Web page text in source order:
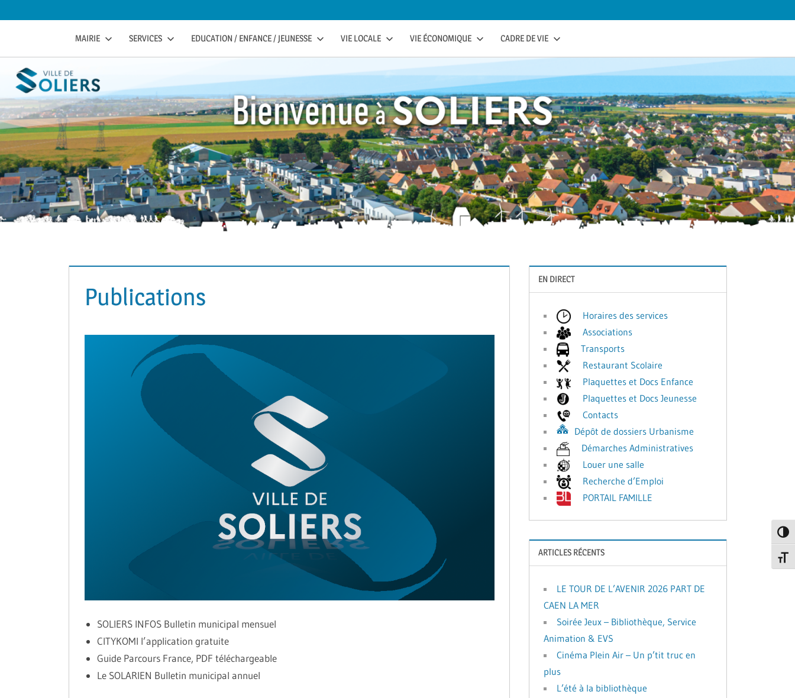
SOLIERS.FR
soliers
MAIRIE SERVICES EDUCATION / ENFANCE / JEUNESSE VIE LOCALE VIE ÉCONOMIQUE CADRE DE VIE
Publications
SOLIERS INFOS Bulletin municipal mensuel
CITYKOMI l’application gratuite
Guide Parcours France, PDF téléchargeable
Le SOLARIEN Bulletin municipal annuel
EN DIRECT
Horaires des services
Associations
Transports
Restaurant Scolaire
Plaquettes et Docs Enfance
Plaquettes et Docs Jeunesse
Contacts
Dépôt de dossiers Urbanisme
Démarches Administratives
Louer une salle
Recherche d’Emploi
PORTAIL FAMILLE
ARTICLES RÉCENTS
LE TOUR DE L’AVENIR 2026 PART DE
CAEN LA MER
Soirée Jeux – Bibliothèque, Service
Animation & EVS
Cinéma Plein Air – Un p’tit truc en
plus
L’été à la bibliothèque